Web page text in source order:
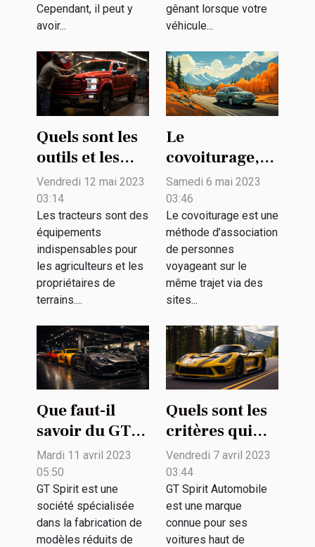
Cependant, il peut y
avoir...
gênant lorsque votre
véhicule...
Quels sont les
outils et les
techniques
d’entretien
d’un tracteur ?
Vendredi 12 mai 2023
03:14
Les tracteurs sont des
équipements
indispensables pour
les agriculteurs et les
propriétaires de
terrains....
Le
covoiturage,
qu'est-ce que
c'est ?
Samedi 6 mai 2023
03:46
Le covoiturage est une
méthode d’association
de personnes
voyageant sur le
même trajet via des
sites...
Que faut-il
savoir du GT
Spirit sur sa
passion pour
les voitures
d'exception ?
Mardi 11 avril 2023
05:50
GT Spirit est une
société spécialisée
dans la fabrication de
modèles réduits de
Quels sont les
critères qui
déterminent
un bon
véhicule GT
Spirit
Automobile ?
Vendredi 7 avril 2023
03:44
GT Spirit Automobile
est une marque
connue pour ses
voitures haut de